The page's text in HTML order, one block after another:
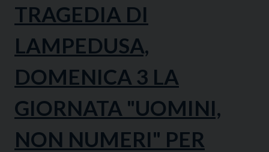
TRAGEDIA DI
LAMPEDUSA,
DOMENICA 3 LA
GIORNATA "UOMINI,
NON NUMERI" PER